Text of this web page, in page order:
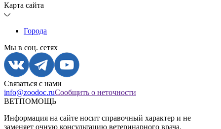
Карта сайта
Города
Мы в соц. сетях
Связаться с нами
info@zoodoc.ruСообщить о неточности
ВЕТПОМОЩЬ
Информация на сайте носит справочный характер и не
заменяет очную консультацию ветеринарного врача.